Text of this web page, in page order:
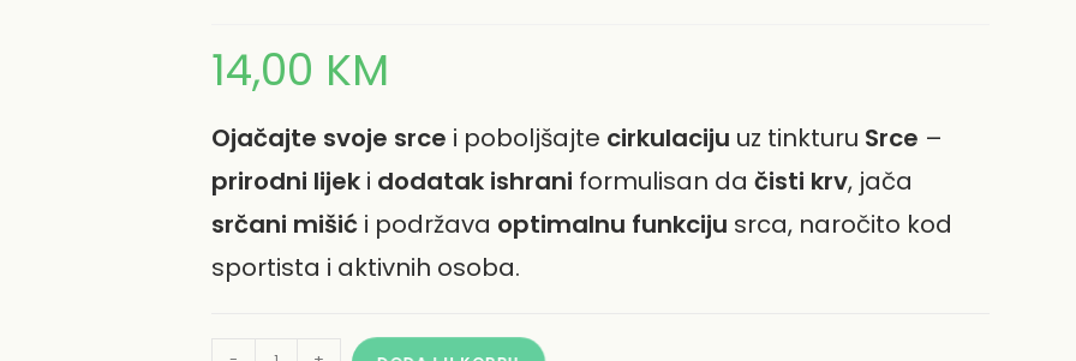
14,00 KM
Ojačajte svoje srce i poboljšajte cirkulaciju uz tinkturu Srce –
prirodni lijek i dodatak ishrani formulisan da čisti krv, jača
srčani mišić i podržava optimalnu funkciju srca, naročito kod
sportista i aktivnih osoba.